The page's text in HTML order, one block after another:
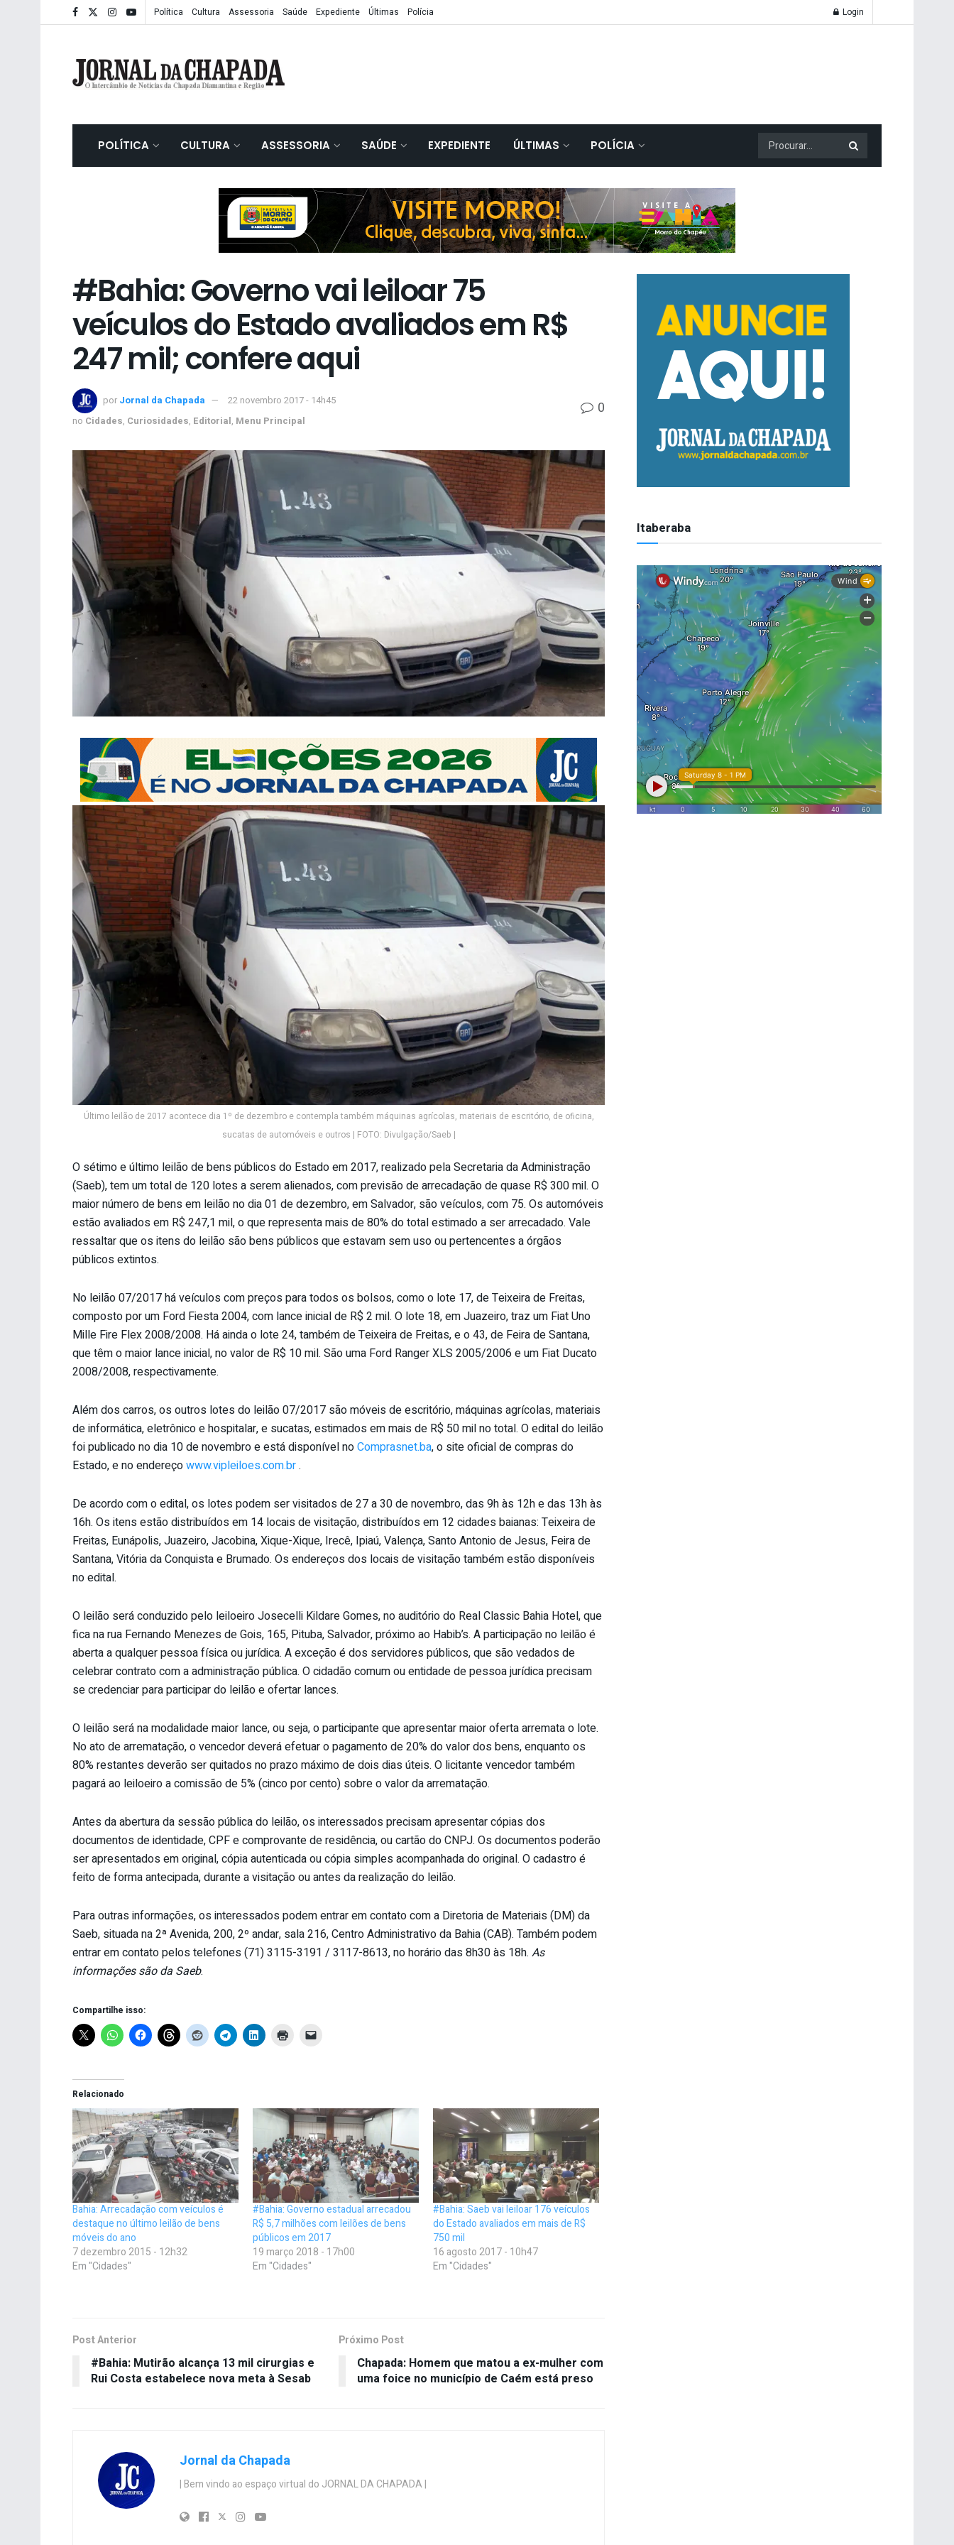
Política Cultura Assessoria Saúde Expediente Últimas Polícia Login
POLÍTICA CULTURA ASSESSORIA SAÚDE EXPEDIENTE ÚLTIMAS POLÍCIA
#Bahia: Governo vai leiloar 75
veículos do Estado avaliados em R$
247 mil; confere aqui
por Jornal da Chapada
22 novembro 2017 - 14h45
no Cidades, Curiosidades, Editorial, Menu Principal
0
Último leilão de 2017 acontece dia 1º de dezembro e contempla também máquinas agrícolas, materiais de escritório, de oficina,
sucatas de automóveis e outros | FOTO: Divulgação/Saeb |
O sétimo e último leilão de bens públicos do Estado em 2017, realizado pela Secretaria da Administração
(Saeb), tem um total de 120 lotes a serem alienados, com previsão de arrecadação de quase R$ 300 mil. O
maior número de bens em leilão no dia 01 de dezembro, em Salvador, são veículos, com 75. Os automóveis
estão avaliados em R$ 247,1 mil, o que representa mais de 80% do total estimado a ser arrecadado. Vale
ressaltar que os itens do leilão são bens públicos que estavam sem uso ou pertencentes a órgãos
públicos extintos.
No leilão 07/2017 há veículos com preços para todos os bolsos, como o lote 17, de Teixeira de Freitas,
composto por um Ford Fiesta 2004, com lance inicial de R$ 2 mil. O lote 18, em Juazeiro, traz um Fiat Uno
Mille Fire Flex 2008/2008. Há ainda o lote 24, também de Teixeira de Freitas, e o 43, de Feira de Santana,
que têm o maior lance inicial, no valor de R$ 10 mil. São uma Ford Ranger XLS 2005/2006 e um Fiat Ducato
2008/2008, respectivamente.
Além dos carros, os outros lotes do leilão 07/2017 são móveis de escritório, máquinas agrícolas, materiais
de informática, eletrônico e hospitalar, e sucatas, estimados em mais de R$ 50 mil no total. O edital do leilão
foi publicado no dia 10 de novembro e está disponível noComprasnet.ba, o site oficial de compras do
Estado, e no endereçowww.vipleiloes.com.br.
De acordo com o edital, os lotes podem ser visitados de 27 a 30 de novembro, das 9h às 12h e das 13h às
16h. Os itens estão distribuídos em 14 locais de visitação, distribuídos em 12 cidades baianas: Teixeira de
Freitas, Eunápolis, Juazeiro, Jacobina, Xique-Xique, Irecê, Ipiaú, Valença, Santo Antonio de Jesus, Feira de
Santana, Vitória da Conquista e Brumado. Os endereços dos locais de visitação também estão disponíveis
no edital.
O leilão será conduzido pelo leiloeiro Josecelli Kildare Gomes, no auditório do Real Classic Bahia Hotel, que
fica na rua Fernando Menezes de Gois, 165, Pituba, Salvador, próximo ao Habib’s. A participação no leilão é
aberta a qualquer pessoa física ou jurídica. A exceção é dos servidores públicos, que são vedados de
celebrar contrato com a administração pública. O cidadão comum ou entidade de pessoa jurídica precisam
se credenciar para participar do leilão e ofertar lances.
O leilão será na modalidade maior lance, ou seja, o participante que apresentar maior oferta arremata o lote.
No ato de arrematação, o vencedor deverá efetuar o pagamento de 20% do valor dos bens, enquanto os
80% restantes deverão ser quitados no prazo máximo de dois dias úteis. O licitante vencedor também
pagará ao leiloeiro a comissão de 5% (cinco por cento) sobre o valor da arrematação.
Antes da abertura da sessão pública do leilão, os interessados precisam apresentar cópias dos
documentos de identidade, CPF e comprovante de residência, ou cartão do CNPJ. Os documentos poderão
ser apresentados em original, cópia autenticada ou cópia simples acompanhada do original. O cadastro é
feito de forma antecipada, durante a visitação ou antes da realização do leilão.
Para outras informações, os interessados podem entrar em contato com a Diretoria de Materiais (DM) da
Saeb, situada na 2ª Avenida, 200, 2º andar, sala 216, Centro Administrativo da Bahia (CAB). Também podem
entrar em contato pelos telefones (71) 3115-3191 / 3117-8613, no horário das 8h30 às 18h. As
informações são da Saeb.
Compartilhe isso:
Relacionado
Bahia: Arrecadação com veículos é
destaque no último leilão de bens
móveis do ano
7 dezembro 2015 - 12h32
Em "Cidades"
#Bahia: Governo estadual arrecadou
R$ 5,7 milhões com leilões de bens
públicos em 2017
19 março 2018 - 17h00
Em "Cidades"
#Bahia: Saeb vai leiloar 176 veículos
do Estado avaliados em mais de R$
750 mil
16 agosto 2017 - 10h47
Em "Cidades"
Post Anterior
#Bahia: Mutirão alcança 13 mil cirurgias e
Rui Costa estabelece nova meta à Sesab
Próximo Post
Chapada: Homem que matou a ex-mulher com
uma foice no município de Caém está preso
Jornal da Chapada
| Bem vindo ao espaço virtual do JORNAL DA CHAPADA |
Itaberaba